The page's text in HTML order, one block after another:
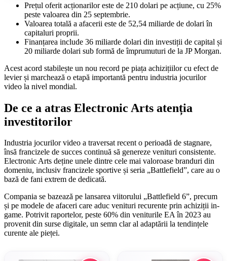
Prețul oferit acționarilor este de 210 dolari pe acțiune, cu 25%
peste valoarea din 25 septembrie.
Valoarea totală a afacerii este de 52,54 miliarde de dolari în
capitaluri proprii.
Finanțarea include 36 miliarde dolari din investiții de capital și
20 miliarde dolari sub formă de împrumuturi de la JP Morgan.
Acest acord stabilește un nou record pe piața achizițiilor cu efect de
levier și marchează o etapă importantă pentru industria jocurilor
video la nivel mondial.
De ce a atras Electronic Arts atenția
investitorilor
Industria jocurilor video a traversat recent o perioadă de stagnare,
însă francizele de succes continuă să genereze venituri consistente.
Electronic Arts deține unele dintre cele mai valoroase branduri din
domeniu, inclusiv francizele sportive și seria „Battlefield”, care au o
bază de fani extrem de dedicată.
Compania se bazează pe lansarea viitorului „Battlefield 6”, precum
și pe modele de afaceri care aduc venituri recurente prin achiziții in-
game. Potrivit raportelor, peste 60% din veniturile EA în 2023 au
provenit din surse digitale, un semn clar al adaptării la tendințele
curente ale pieței.